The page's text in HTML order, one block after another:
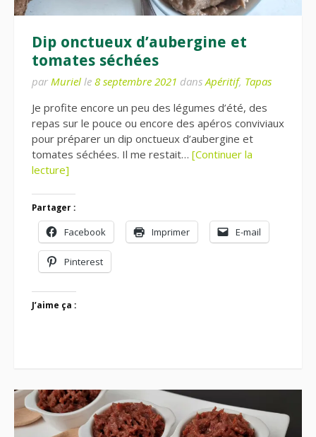
Dip onctueux d’aubergine et
tomates séchées
par Muriel le 8 septembre 2021 dansApéritif, Tapas
Je profite encore un peu des légumes d’été, des
repas sur le pouce ou encore des apéros conviviaux
pour préparer un dip onctueux d’aubergine et
tomates séchées. Il me restait… [Continuer la
lecture]
Partager :
Facebook Imprimer E-mail
Pinterest
J’aime ça :